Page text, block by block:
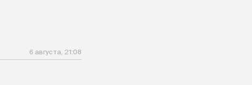
6 августа, 21:08